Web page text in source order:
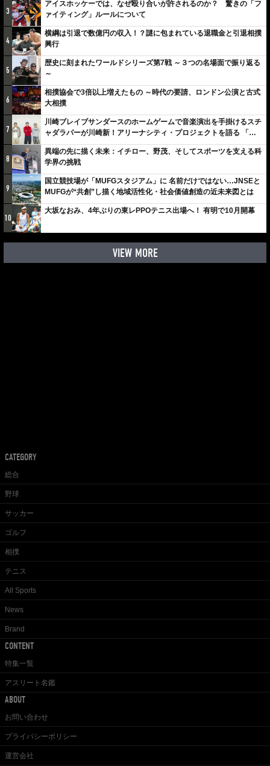
3
アイスホッケーでは、なぜ殴り合いが許されるのか？ 驚きの「フ
ァイティング」ルールについて
4
横綱は引退で数億円の収入！？謎に包まれている退職金と引退相撲
興行
5
歴史に刻まれたワールドシリーズ第7戦 ～３つの名場面で振り返る
～
6
相撲協会で3倍以上増えたもの ～時代の要請、ロンドン公演と古式
大相撲
7
川崎ブレイブサンダースのホームゲームで音楽演出を手掛けるスチ
ャダラパーが川崎新！アリーナシティ・プロジェクトを語る 「楽
しみでしかないでしょ。川崎は、ずっと成長曲線だから」
8
異端の先に描く未来：イチロー、野茂、そしてスポーツを支える科
学界の挑戦
9
国立競技場が「MUFGスタジアム」に 名前だけではない…JNSEと
MUFGが“共創”し描く地域活性化・社会価値創造の近未来図とは
10
大坂なおみ、4年ぶりの東レPPOテニス出場へ！ 有明で10月開幕
VIEW MORE
CATEGORY
総合
野球
サッカー
ゴルフ
相撲
テニス
All Sports
News
Brand
CONTENT
特集一覧
アスリート名鑑
ABOUT
お問い合わせ
プライバシーポリシー
運営会社